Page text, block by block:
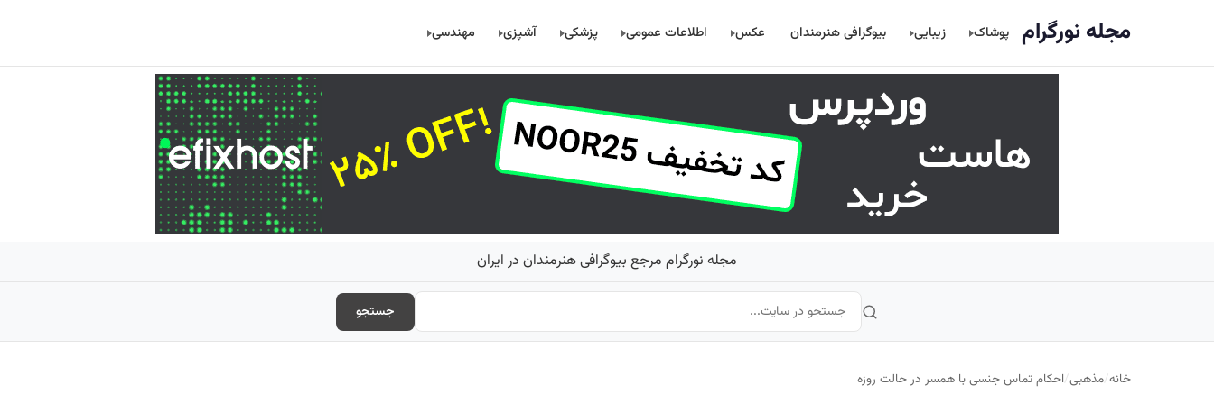
مجله نورگرام پوشاک زیبایی بیوگرافی هنرمندان عکس اطلاعات عمومی پزشکی آشپزی مهندسی
مجله نورگرام مرجع بیوگرافی هنرمندان در ایران
جستجو
خانه/مذهبی/احکام تماس جنسی با همسر در حالت روزه